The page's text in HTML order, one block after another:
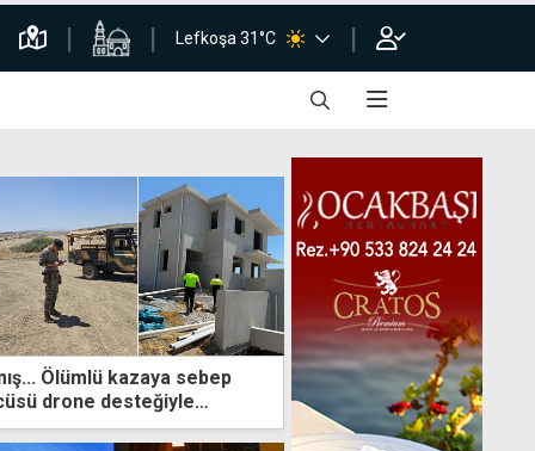
Lefkoşa 31°C
Ölümlü kazaya sebep
drone desteğiyle